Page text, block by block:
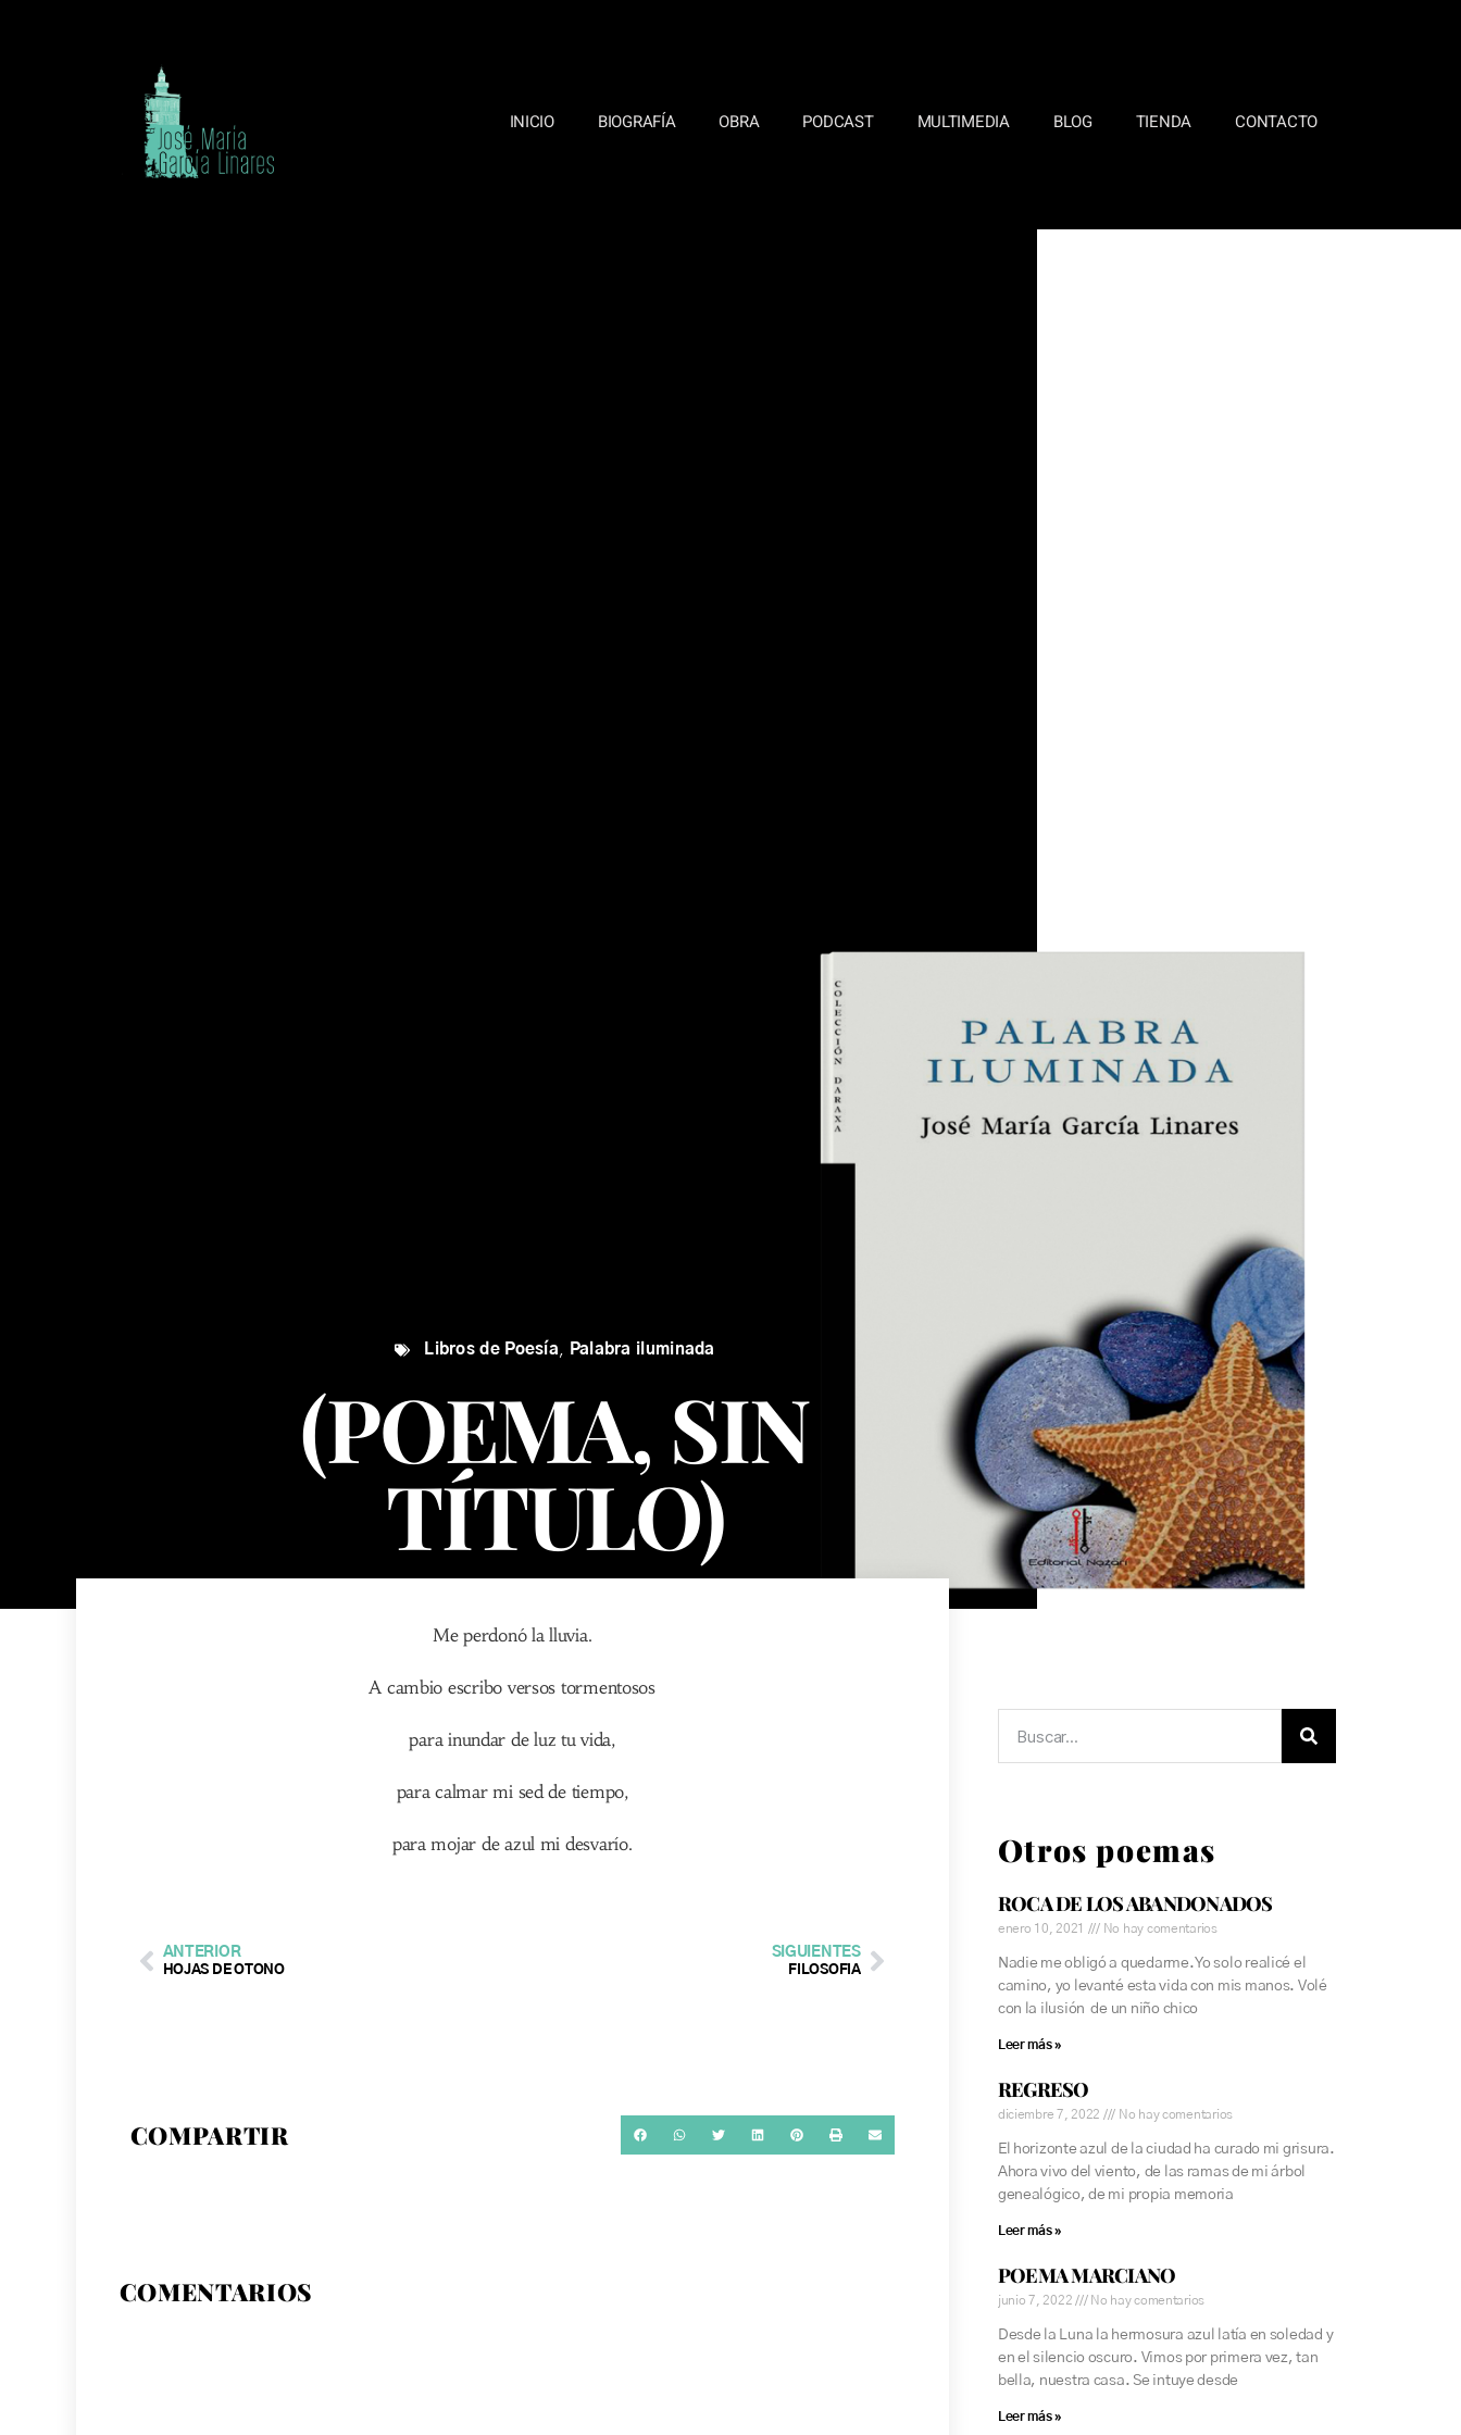
INICIO BIOGRAFÍA OBRA PODCAST MULTIMEDIA BLOG TIENDA CONTACTO
Libros de Poesía Palabra iluminada
(POEMA, SIN
TÍTULO)
Me perdonó la lluvia.
A cambio escribo versos tormentosos
para inundar de luz tu vida,
para calmar mi sed de tiempo,
para mojar de azul mi desvarío.
ANTERIOR
HOJAS DE OTOÑO
SIGUIENTES
FILOSOFÍA
COMPARTIR
COMENTARIOS
Otros poemas
ROCA DE LOS ABANDONADOS
enero 10, 2021 No hay comentarios
Nadie me obligó a quedarme. Yo solo realicé el
camino, yo levanté esta vida con mis manos. Volé
con la ilusión de un niño chico
Leer más »
REGRESO
diciembre 7, 2022 No hay comentarios
El horizonte azul de la ciudad ha curado mi grisura.
Ahora vivo del viento, de las ramas de mi árbol
genealógico, de mi propia memoria
Leer más »
POEMA MARCIANO
junio 7, 2022 No hay comentarios
Desde la Luna la hermosura azul latía en soledad y
en el silencio oscuro. Vimos por primera vez, tan
bella, nuestra casa. Se intuye desde
Leer más »